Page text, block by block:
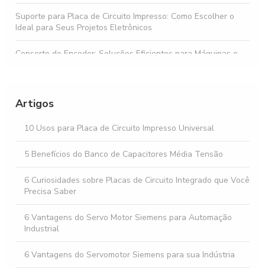
Suporte para Placa de Circuito Impresso: Como Escolher o
Ideal para Seus Projetos Eletrônicos
Conserto de Encoder: Soluções Eficientes para Máquinas e
Como Escolher o Melhor Servo Motor Corrente Alternada
para Sua Aplicação
Artigos
10 Usos para Placa de Circuito Impresso Universal
5 Benefícios do Banco de Capacitores Média Tensão
6 Curiosidades sobre Placas de Circuito Integrado que Você
Precisa Saber
6 Vantagens do Servo Motor Siemens para Automação
Industrial
6 Vantagens do Servomotor Siemens para sua Indústria